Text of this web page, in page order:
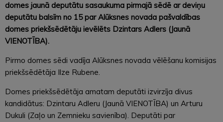
domes jaunā deputātu sasaukuma pirmajā sēdē ar deviņu
deputātu balsīm no 15 par Alūksnes novada pašvaldības
domes priekšsēdētāju ievēlēts Dzintars Adlers (Jaunā
VIENOTĪBA).
Pirmo domes sēdi vadīja Alūksnes novada vēlēšanu komisijas
priekšsēdētāja Ilze Rubene.
Domes priekšsēdētāja amatam deputāti izvirzīja divus
kandidātus: Dzintaru Adleru (Jaunā VIENOTĪBA) un Arturu
Dukuli (Zaļo un Zemnieku savienība). Deputāti par